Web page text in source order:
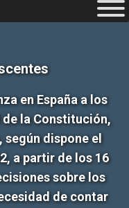
en España a los
de la Constitución,
dispone el
a partir de los 16
sobre los
de contar